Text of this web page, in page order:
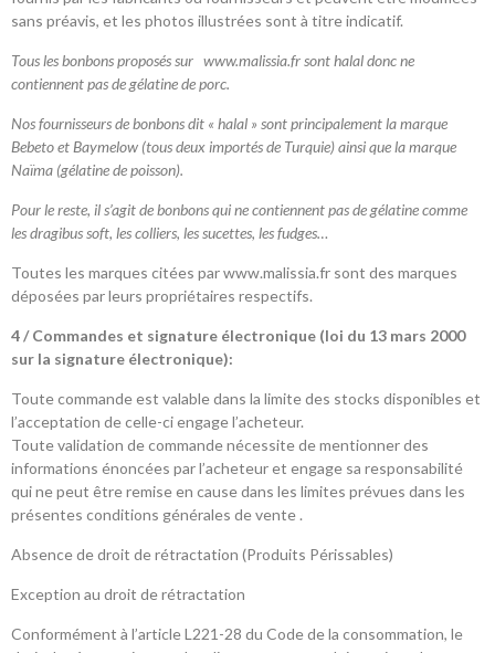
sans préavis, et les photos illustrées sont à titre indicatif.
Tous les bonbons proposés sur www.malissia.fr sont halal donc ne
contiennent pas de gélatine de porc.
Nos fournisseurs de bonbons dit « halal » sont principalement la marque
Bebeto et Baymelow (tous deux importés de Turquie) ainsi que la marque
Naïma (gélatine de poisson).
Pour le reste, il s’agit de bonbons qui ne contiennent pas de gélatine comme
les dragibus soft, les colliers, les sucettes, les fudges…
Toutes les marques citées par www.malissia.fr sont des marques
déposées par leurs propriétaires respectifs.
4 / Commandes et signature électronique (loi du 13 mars 2000
sur la signature électronique):
Toute commande est valable dans la limite des stocks disponibles et
l’acceptation de celle-ci engage l’acheteur.
Toute validation de commande nécessite de mentionner des
informations énoncées par l’acheteur et engage sa responsabilité
qui ne peut être remise en cause dans les limites prévues dans les
présentes conditions générales de vente .
Absence de droit de rétractation (Produits Périssables)
​Exception au droit de rétractation
Conformément à l’article L221-28 du Code de la consommation, le